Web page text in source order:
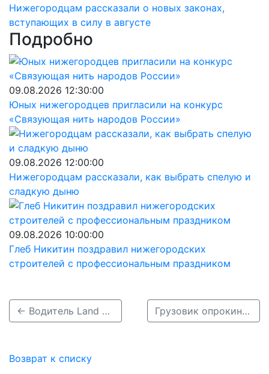
Нижегородцам рассказали о новых законах,
вступающих в силу в августе
Подробно
09.08.2026 12:30:00
Юных нижегородцев пригласили на конкурс
«Связующая нить народов России»
09.08.2026 12:00:00
Нижегородцам рассказали, как выбрать спелую и
сладкую дыню
09.08.2026 10:00:00
Глеб Никитин поздравил нижегородских
строителей с профессиональным праздником
← Водитель Land Cruiser устроил пьяное ДТП с погибшим в Богородском районе Грузовик опрокинулся на стройке М-12 в Нижегородской области →
Возврат к списку